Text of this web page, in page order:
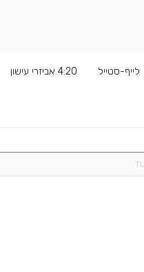
לייף-סטייל 4:20 אביזרי עישון